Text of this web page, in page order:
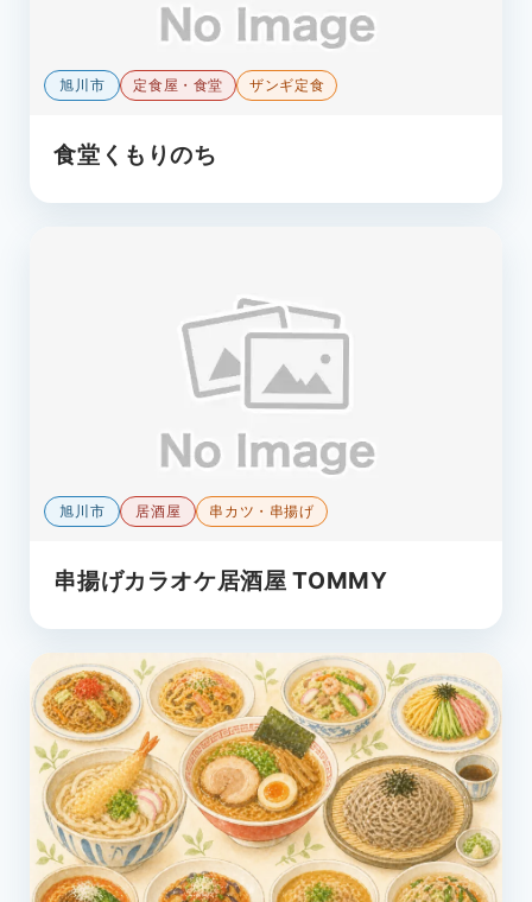
旭川市 定食屋・食堂 ザンギ定食
食堂くもりのち
旭川市 居酒屋 串カツ・串揚げ
串揚げカラオケ居酒屋 TOMMY